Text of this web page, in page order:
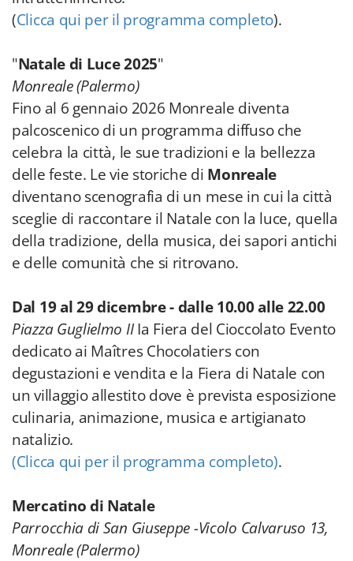
(Clicca qui per il programma completo).
"Natale di Luce 2025"
Monreale (Palermo)
Fino al 6 gennaio 2026 Monreale diventa
palcoscenico di un programma diffuso che
celebra la città, le sue tradizioni e la bellezza
delle feste. Le vie storiche di Monreale
diventano scenografia di un mese in cui la città
sceglie di raccontare il Natale con la luce, quella
della tradizione, della musica, dei sapori antichi
e delle comunità che si ritrovano.
Dal 19 al 29 dicembre - dalle 10.00 alle 22.00
Piazza Guglielmo IIIa Fiera del Cioccolato Evento
dedicato ai Maîtres Chocolatiers con
degustazioni e vendita e la Fiera di Natale con
un villaggio allestito dove è prevista esposizione
culinaria, animazione, musica e artigianato
natalizio.
(Clicca qui per il programma completo).
Mercatino di Natale
Parrocchia di San Giuseppe -Vicolo Calvaruso 13,
Monreale (Palermo)